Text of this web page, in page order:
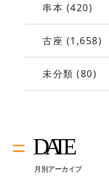
串本 (420)
古座 (1,658)
未分類 (80)